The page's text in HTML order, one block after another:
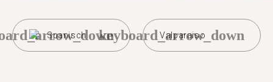
Spanisch Valparaiso
keyboard_arrow_down